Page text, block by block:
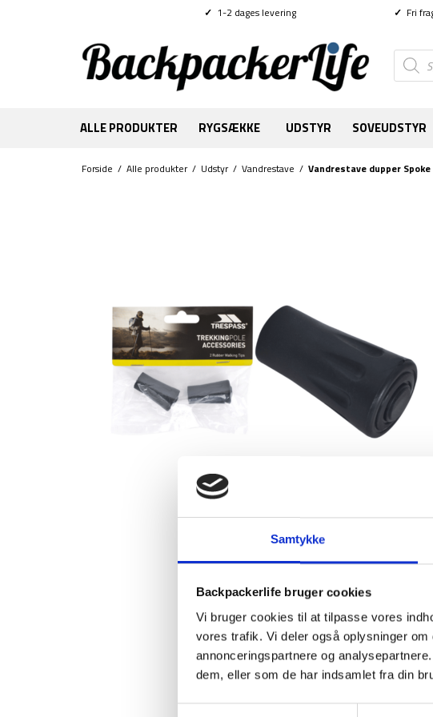
Samtykke
Backpackerlife bruger cookies
Vi bruger cookies til at tilpasse vores
vores trafik. Vi deler også oplysninger
annonceringspartnere og
dem, eller som de har indsamlet fra din
✓ 1-2 dages levering ✓ Fri
search
ALLE PRODUKTER RYGSÆKKE UDSTYR SOVEUDSTYR
Forside / Alle produkter/ Udstyr/ Vandrestave / Vandrestave dupper